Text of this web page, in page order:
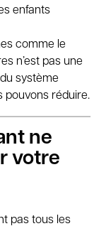
enfants
comme le
n’est pas une
système
pouvons réduire.
ne
votre
pas tous les